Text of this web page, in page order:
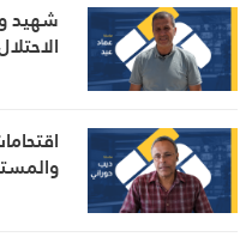
شهيد